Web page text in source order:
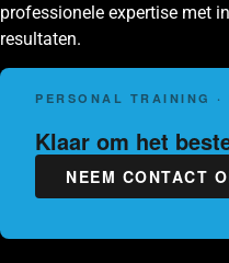
professionele expertise met
resultaten.
PERSONAL TRAINING ·
Klaar om het
NEEM CONTACT